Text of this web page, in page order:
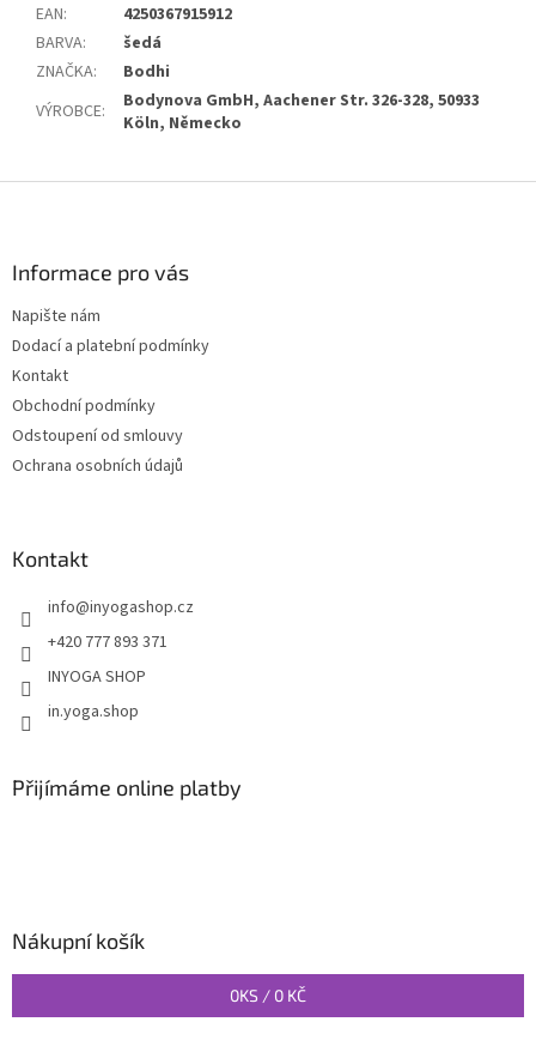
EAN:
4250367915912
BARVA:
šedá
ZNAČKA:
Bodhi
VÝROBCE:
Bodynova GmbH, Aachener Str. 326-328, 50933
Köln, Německo
Informace pro vás
Napište nám
Dodací a platební podmínky
Kontakt
Obchodní podmínky
Odstoupení od smlouvy
Ochrana osobních údajů
Kontakt
info@inyogashop.cz
+420 777 893 371
INYOGA SHOP
in.yoga.shop
Přijímáme online platby
Nákupní košík
0KS / 0 KČ